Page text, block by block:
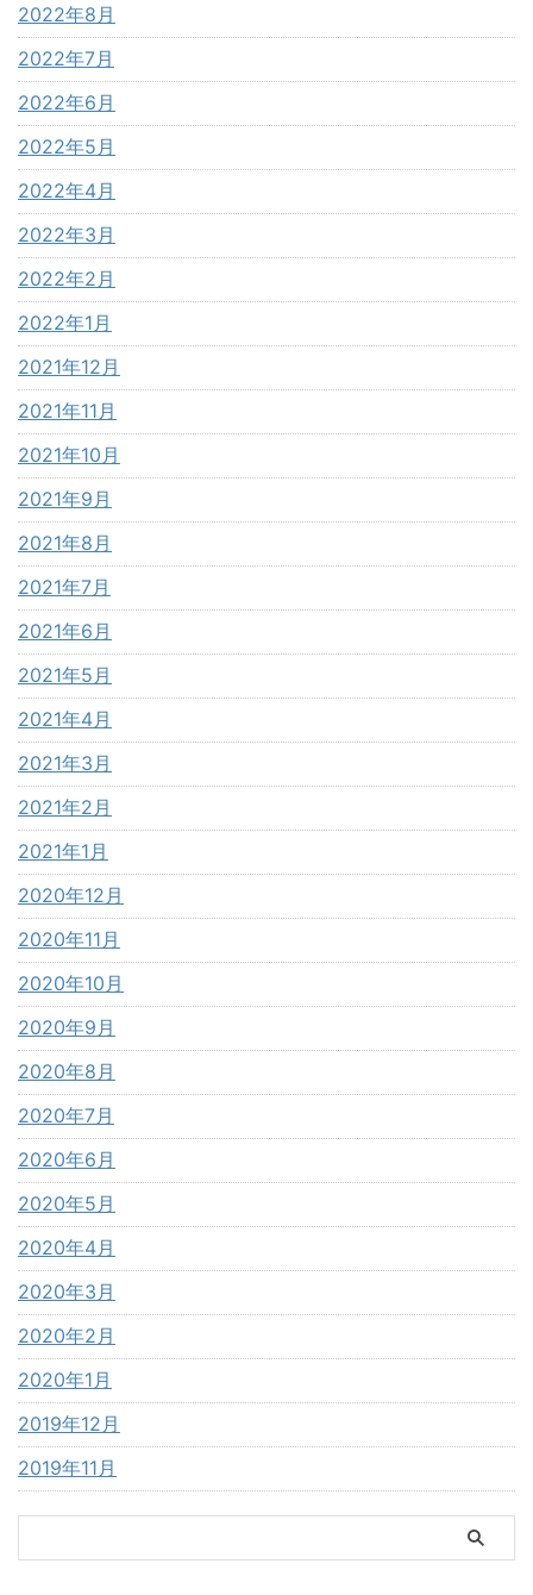
2022年8月
2022年7月
2022年6月
2022年5月
2022年4月
2022年3月
2022年2月
2022年1月
2021年12月
2021年11月
2021年10月
2021年9月
2021年8月
2021年7月
2021年6月
2021年5月
2021年4月
2021年3月
2021年2月
2021年1月
2020年12月
2020年11月
2020年10月
2020年9月
2020年8月
2020年7月
2020年6月
2020年5月
2020年4月
2020年3月
2020年2月
2020年1月
2019年12月
2019年11月